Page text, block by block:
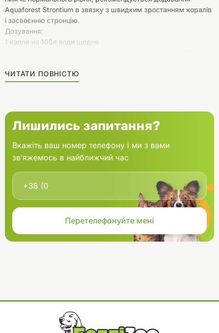
Aquaforest Strontium в звязку з швидким зростанням коралів
і засвоєнню стронцію.
Дозування:
1 капля на 100л води щодня
ЧИТАТИ ПОВНІСТЮ
Лишились запитання?
Вкажіть ваш номер телефону і ми з вами
зв’яжемось в найближчий час